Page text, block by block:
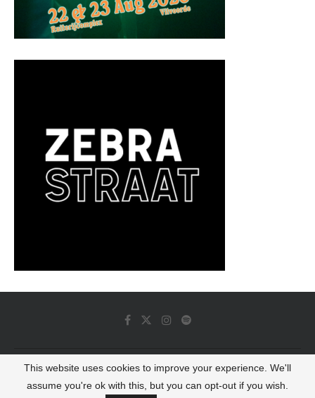
© 2022 - Luminous Dash All Rights Reserved
This website uses cookies to improve your experience. We'll
assume you're ok with this, but you can opt-out if you wish.